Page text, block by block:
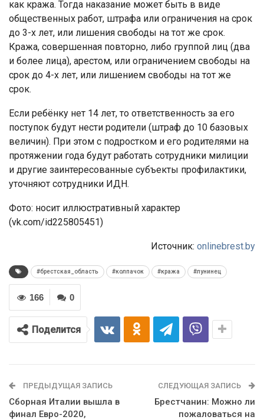
как кража. Тогда наказание может быть в виде
общественных работ, штрафа или ограничения на срок
до 3-х лет, или лишения свободы на тот же срок.
Кража, совершенная повторно, либо группой лиц (два
и более лица), арестом, или ограничением свободы на
срок до 4-х лет, или лишением свободы на тот же
срок.
Если ребёнку нет 14 лет, то ответственность за его
поступок будут нести родители (штраф до 10 базовых
величин). При этом с подростком и его родителями на
протяжении года будут работать сотрудники милиции
и другие заинтересованные субъекты профилактики,
уточняют сотрудники ИДН.
Фото: носит иллюстративный характер
(vk.com/id225805451)
Источник: onlinebrest.by
#брестская_область #колпачок #кража #лунинец
0
166
Поделится
ПРЕДЫДУЩАЯ ЗАПИСЬ
Сборная Италии вышла в
финал Евро-2020,
СЛЕДУЮЩАЯ ЗАПИСЬ
Брестчанин: Можно ли
пожаловаться на